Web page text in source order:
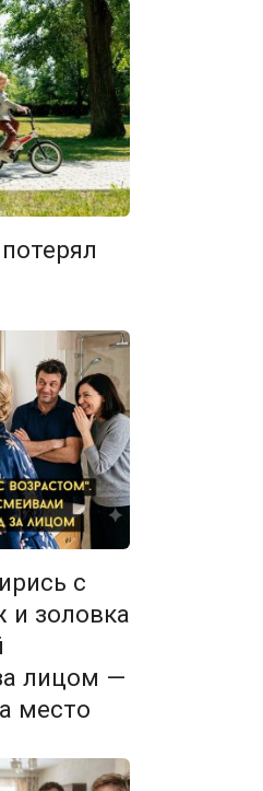
с
и золовка
лицом —
место